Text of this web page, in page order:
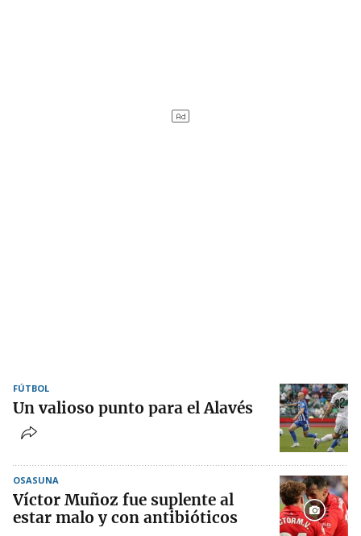
FÚTBOL
Un valioso punto para el Alavés
OSASUNA
Víctor Muñoz fue suplente al
estar malo y con antibióticos